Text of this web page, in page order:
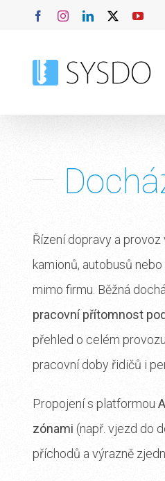
Přeskočit FacebookInstagramLinkedIn
Řízení dopravy a
kamionů, autobusů
mimo firmu. Běžná
pracovní přítomnost
přehled o celém
pracovní doby řidičů i
Propojení s platformou
zónami (např. vjezd do
příchodů a výrazně